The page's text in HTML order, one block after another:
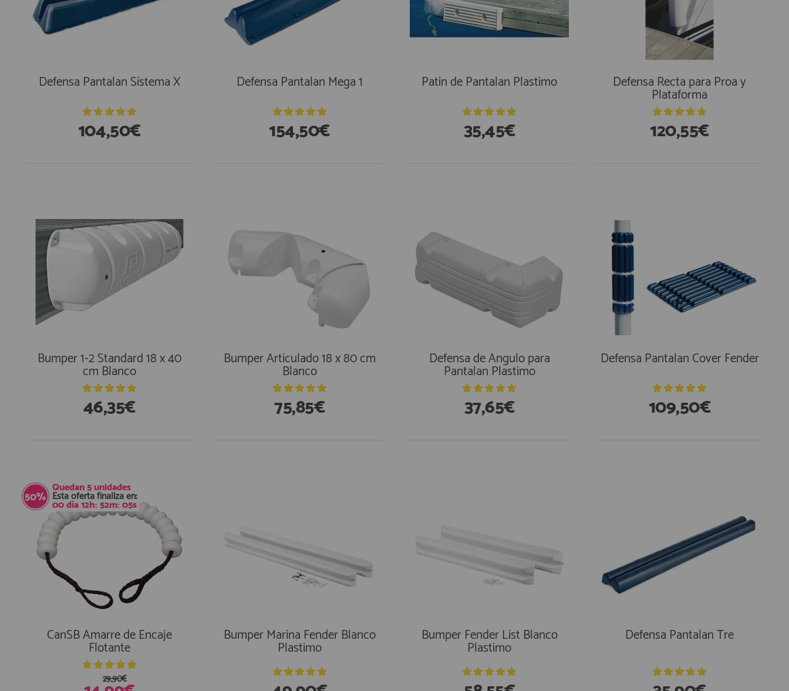
AFILIADOS
910 60 71 03
HORARIO de TIENDA:
de 10:00 a 20:00 de Lunes a Viernes
Defensa Pantalan Sistema X
104,50€
Defensa Pantalan Mega 1
154,50€
Patin de Pantalan Plastimo
35,45€
Defensa Recta para Proa y
Plataforma
120,55€
Bumper 1-2 Standard 18 x 40
cm Blanco
46,35€
Bumper Articulado 18 x 80 cm
Blanco
75,85€
Defensa de Angulo para
Pantalan Plastimo
37,65€
Defensa Pantalan Cover Fender
109,50€
50%
Quedan5unidades
Esta oferta finaliza en:
00día12h:52m:04s
CanSB Amarre de Encaje
Flotante
29,90€
Bumper Marina Fender Blanco
Plastimo
Bumper Fender List Blanco
Plastimo
Defensa Pantalan Tre